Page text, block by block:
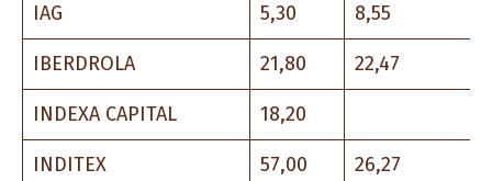
IAG 5,30 8,55
IBERDROLA 21,80 22,47
INDEXA CAPITAL 18,20
INDITEX 57,00 26,27